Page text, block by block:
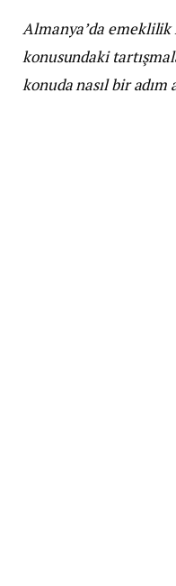
Almanya’da emeklilik
konusundaki
konuda nasıl bir